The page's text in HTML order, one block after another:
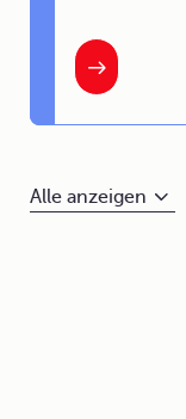
Alle anzeigen